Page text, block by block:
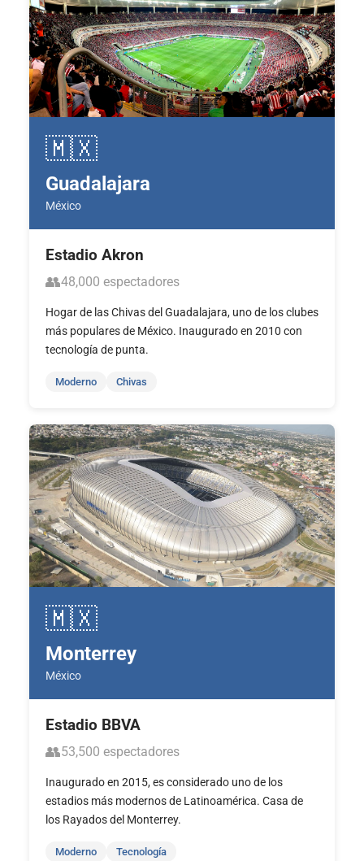
🇲🇽
Guadalajara
México
Estadio Akron
👥48,000 espectadores
Hogar de las Chivas del Guadalajara, uno de los clubes
más populares de México. Inaugurado en 2010 con
tecnología de punta.
Moderno Chivas
🇲🇽
Monterrey
México
Estadio BBVA
👥53,500 espectadores
Inaugurado en 2015, es considerado uno de los
estadios más modernos de Latinoamérica. Casa de
los Rayados del Monterrey.
Moderno Tecnología